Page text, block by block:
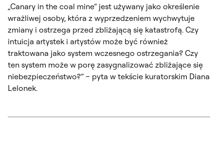
„Canary in the coal mine” jest używany jako określenie
wrażliwej osoby, która z wyprzedzeniem wychwytuje
zmiany i ostrzega przed zbliżającą się katastrofą. Czy
intuicja artystek i artystów może być również
traktowana jako system wczesnego ostrzegania? Czy
ten system może w porę zasygnalizować zbliżające się
niebezpieczeństwo?” – pyta w tekście kuratorskim Diana
Lelonek.